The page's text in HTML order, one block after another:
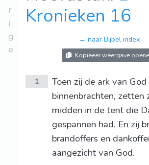
r
i
g
e
Kronieken 16
← naar Bijbel index
Kopieëer weergave
1
Toen zij de ark van
binnenbrachten, zetten
midden in de tent die
gespannen had. En zij
brandoffers en
aangezicht van God.